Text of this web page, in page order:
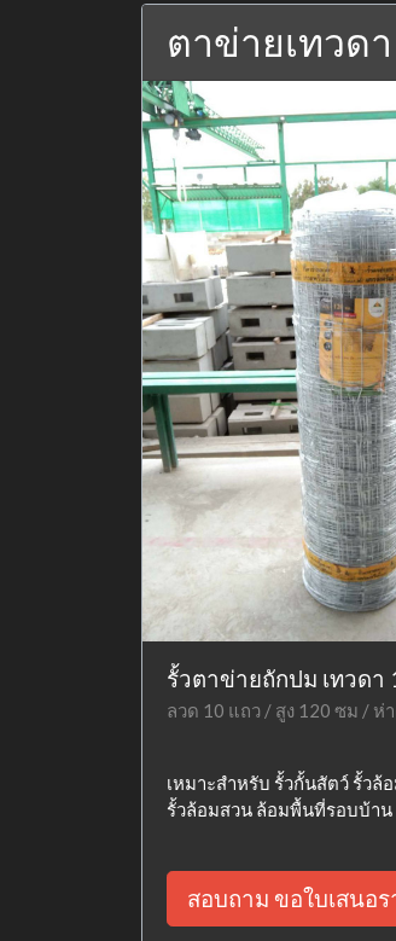
ตาข่ายเทวด
รั้วตาข่ายถักปม เทวดา
ลวด 10 แถว / สูง 120 ซม / ห่
เหมาะสำหรับ รั้วกั้นสัตว์ รั้วล้
รั้วล้อมสวน ล้อมพื้นที่รอบบ้าน
สอบถาม ขอใบเสนอร